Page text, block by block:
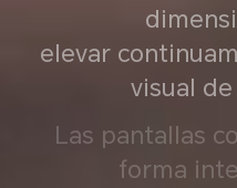
elevar
visual
Las pantallas
forma